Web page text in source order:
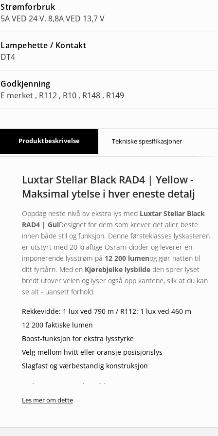
Strømforbruk
5A VED 24 V, 8,8A VED 13,7 V
Lampehette / Kontakt
DT4
Godkjenning
E merket , R112 , R10 , R148 , R149
Produktbeskrivelse Tekniske spesifikasjoner
Luxtar Stellar Black RAD4 | Yellow -
Maksimal ytelse i hver eneste detalj
Oppdag neste nivå av ekstra lys med Luxtar Stellar Black
RAD4 | GulDesignet for dem som krever det aller beste
innen både stil og funksjon. Denne førsteklasses lyskasteren
er utstyrt med 20 kraftige Osram-dioder og leverer en
imponerende lysstrøm på 12 200 lumenog gjør natten til
ditt fyrtårn. Med en Kjørebjelke lysbildeden sprer lyset
bredt utover veien og lyser også opp kantene, slik at du kan
se alt - uansett forhold.
Rekkevidde: 1 lux ved 790 m / R112: 1 lux ved 460 m
12 200 faktiske lumen
Boost-funksjon for ekstra lysstyrke
Velg mellom hvitt eller oransje posisjonslys
Slagfast og værbestandig konstruksjon
Belysning i verdensklasse
Med et utvalg av
får du ikke bare et sterkt og skarpt lys, men også en
Les mer om dette